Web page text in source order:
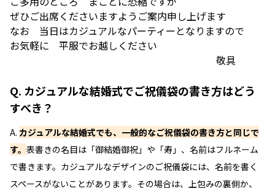
ぜひご出席くださいますようご案内申し上げます
なお 当日はカジュアルなパーティーとなりますので
お気軽に 平服でお越しください
敬具
Q. カジュアルな結婚式でご祝儀袋の書き方はどう
すべき？
A. カジュアルな結婚式でも、一般的なご祝儀袋の書き方と同じで
す。 表書きの名目は「御結婚御祝」や「寿」、名前はフルネーム
で書きます。カジュアルなデザインのご祝儀袋には、名前を書く
スペースがないことがあります。その場合は、上包みの裏側か、